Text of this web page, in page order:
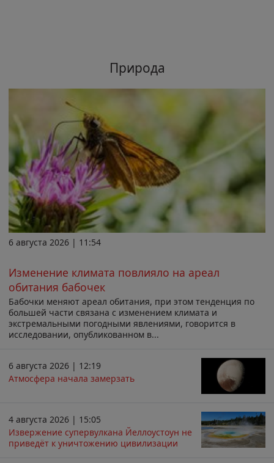
Природа
6 августа 2026 | 11:54
Изменение климата повлияло на ареал
обитания бабочек
Бабочки меняют ареал обитания, при этом тенденция по
большей части связана с изменением климата и
экстремальными погодными явлениями, говорится в
исследовании, опубликованном в...
6 августа 2026 | 12:19
Атмосфера начала замерзать
4 августа 2026 | 15:05
Извержение супервулкана Йеллоустоун не
приведёт к уничтожению цивилизации